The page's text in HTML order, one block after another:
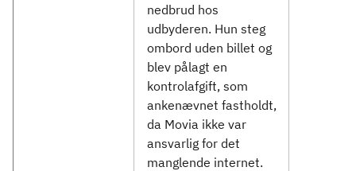
nedbrud hos
udbyderen. Hun steg
ombord uden billet og
blev pålagt en
kontrolafgift, som
ankenævnet fastholdt,
da Movia ikke var
ansvarlig for det
manglende internet.